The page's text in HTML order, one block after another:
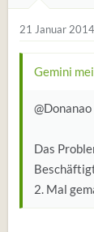
21 Januar 2014
Gemini
@Donanao
Das
2. Mal